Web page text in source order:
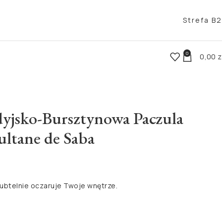
Strefa
0 0,00
Bursztynowa Paczula
de Saba
oczaruje Twoje wnętrze.